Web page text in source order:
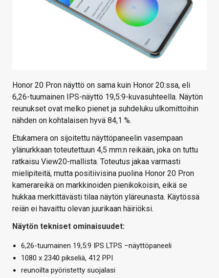
Honor 20 Pron näyttö on sama kuin Honor 20:ssa, eli
6,26-tuumainen IPS-näyttö 19,5:9-kuvasuhteella. Näytön
reunukset ovat melko pienet ja suhdeluku ulkomittoihin
nähden on kohtalaisen hyvä 84,1 %.
Etukamera on sijoitettu näyttöpaneelin vasempaan
ylänurkkaan toteutettuun 4,5 mm:n reikään, joka on tuttu
ratkaisu View20-mallista. Toteutus jakaa varmasti
mielipiteitä, mutta positiivisina puolina Honor 20 Pron
kamerareikä on markkinoiden pienikokoisin, eikä se
hukkaa merkittävästi tilaa näytön yläreunasta. Käytössä
reiän ei havaittu olevan juurikaan häiriöksi.
Näytön tekniset ominaisuudet:
6,26-tuumainen 19,5:9 IPS LTPS –näyttöpaneeli
1080 x 2340 pikseliä, 412 PPI
reunoilta pyöristetty suojalasi